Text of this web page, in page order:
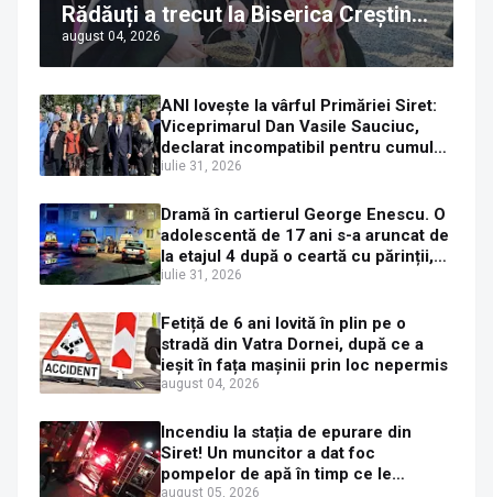
Rădăuți a trecut la Biserica Creștină
Ortodoxă Valahă. ÎPS Calinic anunță
că îi pregătește judecata canonică
august 04, 2026
ANI lovește la vârful Primăriei Siret:
Viceprimarul Dan Vasile Sauciuc,
declarat incompatibil pentru cumul
de funcții
iulie 31, 2026
Dramă în cartierul George Enescu. O
adolescentă de 17 ani s-a aruncat de
la etajul 4 după o ceartă cu părinții,
pe fondul consumului de alcool în
iulie 31, 2026
Fetiță de 6 ani lovită în plin pe o
stradă din Vatra Dornei, după ce a
ieșit în fața mașinii prin loc nepermis
august 04, 2026
Incendiu la stația de epurare din
Siret! Un muncitor a dat foc
pompelor de apă în timp ce le
august 05, 2026